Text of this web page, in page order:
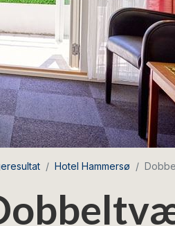
Hotel Hammersø